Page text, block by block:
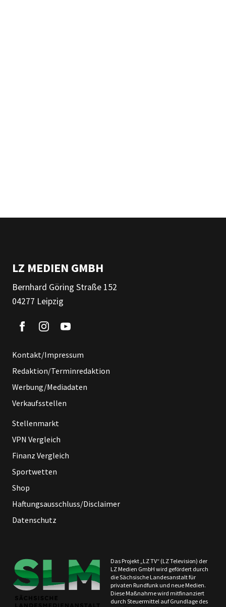
LZ MEDIEN GMBH
Bernhard Göring Straße 152
04277 Leipzig
Kontakt/Impressum
Redaktion/Terminredaktion
Werbung/Mediadaten
Verkaufsstellen
Stellenmarkt
VPN Vergleich
Finanz Vergleich
Sportwetten
Shop
Haftungsausschluss/Disclaimer
Datenschutz
Das Projekt „LZ TV“ (LZ Television) der
LZ Medien GmbH wird gefördert durch
die Sächsische Landesanstalt für
privaten Rundfunk und neue Medien.
Diese Maßnahme wird mitfinanziert
durch Steuermittel auf Grundlage des